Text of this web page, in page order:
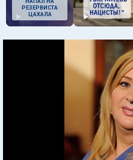
РЕЗЕРВИСТА
ЦАХАЛА